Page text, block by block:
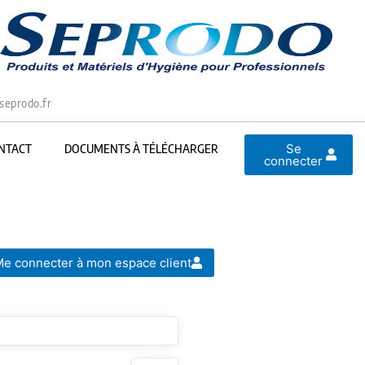
DOCUMENTS À TÉLÉCHARGER Se
connecter
connecter à mon espace client